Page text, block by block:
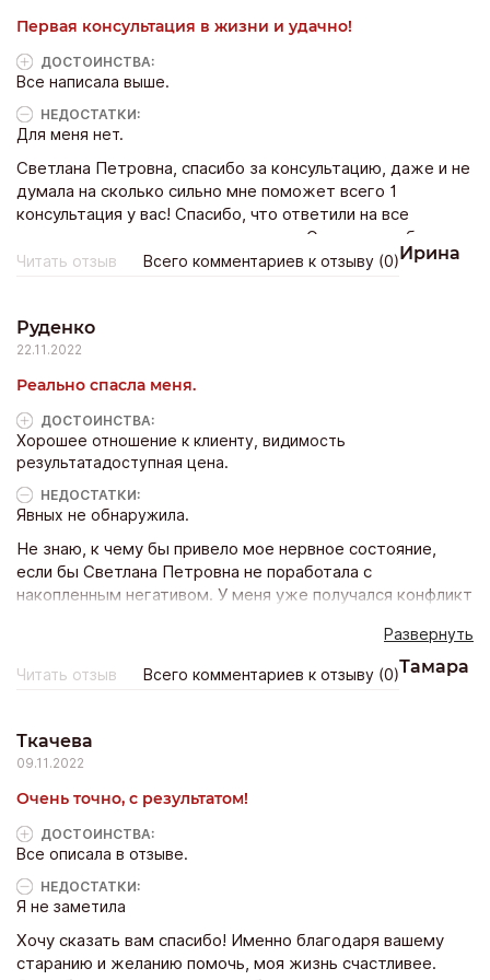
Первая консультация в жизни и удачно!
ДОСТОИНCТВА:
Все написала выше.
НЕДОСТАТКИ:
Для меня нет.
Светлана Петровна, спасибо за консультацию, даже и не
думала на сколько сильно мне поможет всего 1
консультация у вас! Спасибо, что ответили на все
интересующие вопросы и погадали. Однозначно буду
обращаться еще и рекомендовать вас!
Читать отзыв Всего комментариев к отзыву (0)Ирина
Руденко
22.11.2022
Реально спасла меня.
ДОСТОИНCТВА:
Хорошее отношение к клиенту, видимость
результатадоступная цена.
НЕДОСТАТКИ:
Явных не обнаружила.
Не знаю, к чему бы привело мое нервное состояние,
если бы Светлана Петровна не поработала с
накопленным негативом. У меня уже получался конфликт
знакомыми… не знаю, как они все меня терпели. Тогда
казалось, что все меня не понимают и как будто
специально провоцируют, а когда очистилась от
конфликтах была.. Слава богу, что я решилась пойти на
сеанс гадания и узнала об этом скопившемся негативе..
Петровне за проделанную работу..
Развернуть
Читать отзыв Всего комментариев к отзыву (0)Тамара
Ткачева
09.11.2022
Очень точно, с результатом!
ДОСТОИНCТВА:
Все описала в отзыве.
НЕДОСТАТКИ:
Я не заметила
Хочу сказать вам спасибо! Именно благодаря вашему
старанию и желанию помочь, моя жизнь счастливее.